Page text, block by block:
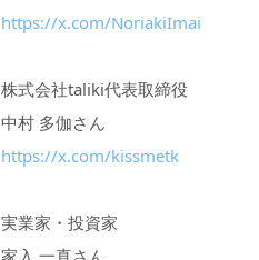
https://x.com/NoriakiImai
株式会社taliki代表取締役
中村 多伽さん
https://x.com/kissmetk
実業家・投資家